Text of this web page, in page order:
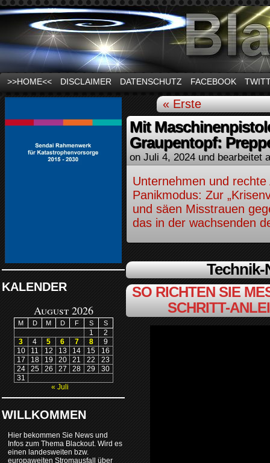
News und Infos zum Thema Stromausfall
>>HOME<< DISCLAIMER DATENSCHUTZ FACEBOOK
KALENDER
August 2026
M D M D F S S
1
2
3
4 5 6 7 8
9
10
11 12 13 14 15
16
17
18 19 20 21 22
23
24
25 26 27 28 29
30
31
« Juli
WILLKOMMEN
Hier bekommen Sie News und
Infos zum Thema Blackout. Wird es
einen landesweiten bzw.
europaweiten Stromausfall über
« Erste
Mit
Graupentopf:
on Juli 4, 2024 und bearbeitet
Unternehmen und
Panikmodus: Zur
und säen Misstrauen
das in der wachsenden
SO RICHTEN SIE
SCHRITT-